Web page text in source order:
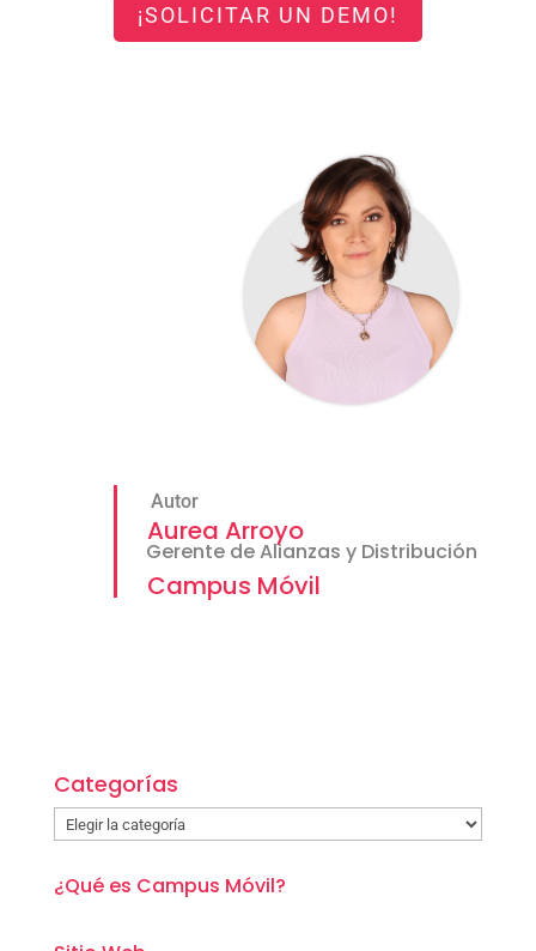
¡SOLICITAR UN DEMO!
Autor
Aurea Arroyo
Gerente de Alianzas y Distribución
Campus Móvil
Categorías
Categorías
¿Qué es Campus Móvil?